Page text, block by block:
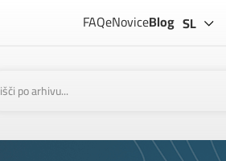
Blog
eNovice
FAQ SL
EN